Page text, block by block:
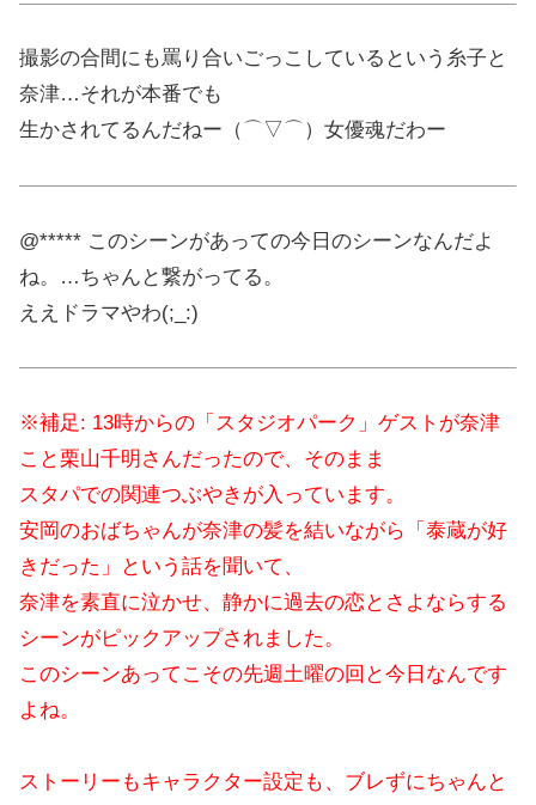
撮影の合間にも罵り合いごっこしているという糸子と
奈津…それが本番でも
生かされてるんだねー（⌒▽⌒）女優魂だわー
@***** このシーンがあっての今日のシーンなんだよ
ね。…ちゃんと繋がってる。
ええドラマやわ(;_:)
※補足: 13時からの「スタジオパーク」ゲストが奈津
こと栗山千明さんだったので、そのまま
スタパでの関連つぶやきが入っています。
安岡のおばちゃんが奈津の髪を結いながら「泰蔵が好
きだった」という話を聞いて、
奈津を素直に泣かせ、静かに過去の恋とさよならする
シーンがピックアップされました。
このシーンあってこその先週土曜の回と今日なんです
よね。
ストーリーもキャラクター設定も、ブレずにちゃんと